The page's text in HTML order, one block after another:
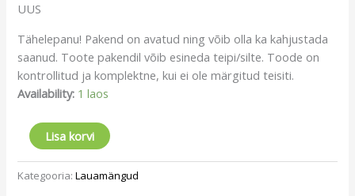
UUS
Tähelepanu! Pakend on avatud ning võib olla ka kahjustada
saanud. Toote pakendil võib esineda teipi/silte. Toode on
kontrollitud ja komplektne, kui ei ole märgitud teisiti.
Availability: 1 laos
Lisa korvi
Kategooria:Lauamängud